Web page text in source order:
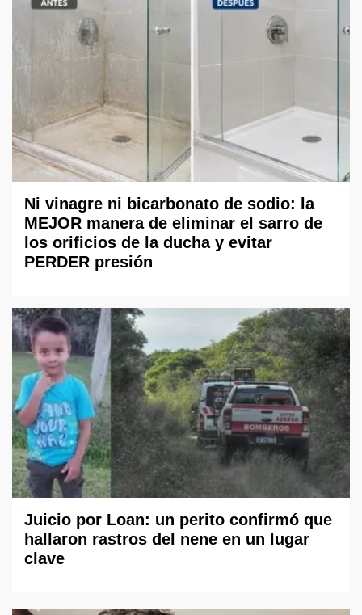
Ni vinagre ni bicarbonato de sodio: la
MEJOR manera de eliminar el sarro de
los orificios de la ducha y evitar
PERDER presión
Juicio por Loan: un perito confirmó que
hallaron rastros del nene en un lugar
clave